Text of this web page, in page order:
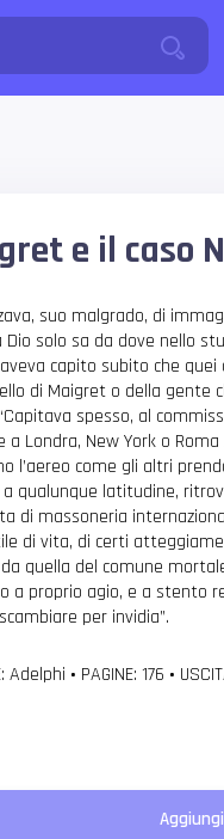
e il caso
suo malgrado, di
Dio solo sa da dove nello
capito subito che
di Maigret o della gente
spesso, al
a Londra, New York o
l’aereo come gli altri
a qualunque latitudine,
di massoneria
di vita, di certi
quella del comune
a proprio agio, e a stento
per invidia”.
Adelphi • PAGINE: 176 •